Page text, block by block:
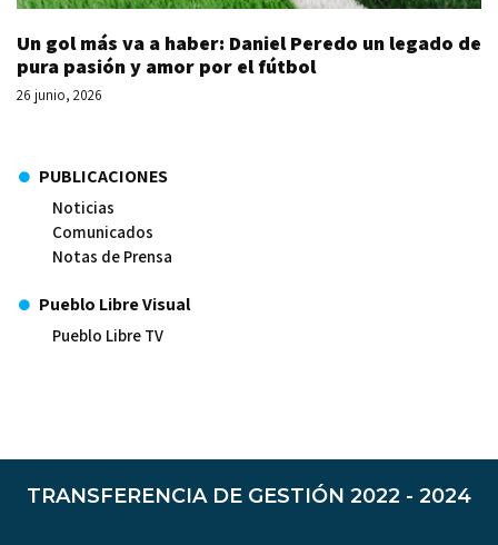
Un gol más va a haber: Daniel Peredo un legado de
pura pasión y amor por el fútbol
26 junio, 2026
PUBLICACIONES
Noticias
Comunicados
Notas de Prensa
Pueblo Libre Visual
Pueblo Libre TV
TRANSFERENCIA DE GESTIÓN 2022 - 2024